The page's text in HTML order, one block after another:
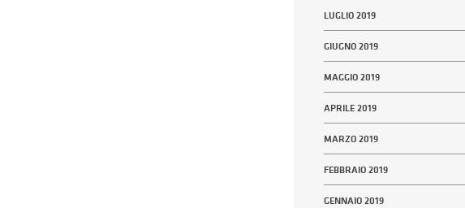
LUGLIO 2019
GIUGNO 2019
MAGGIO 2019
APRILE 2019
MARZO 2019
FEBBRAIO 2019
GENNAIO 2019